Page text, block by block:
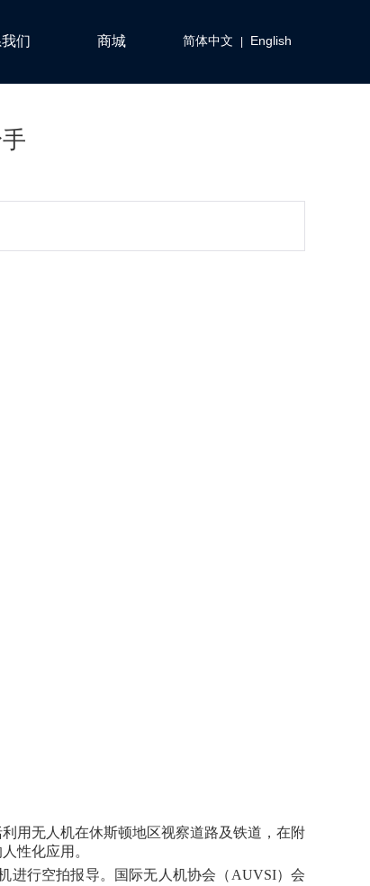
们 商城 简体中文 English
用无人机在休斯顿地区视察道路及铁道，在附
性化应用。
进行空拍报导。国际无人机协会（AUVSI）会